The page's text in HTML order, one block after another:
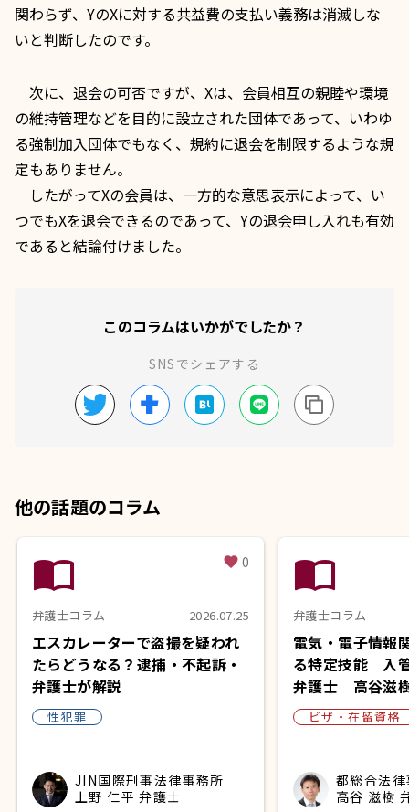
関わらず、YのXに対する共益費の支払い義務は消滅しな
いと判断したのです。
次に、退会の可否ですが、Xは、会員相互の親睦や環境
の維持管理などを目的に設立された団体であって、いわゆ
る強制加入団体でもなく、規約に退会を制限するような規
定もありません。
したがってXの会員は、一方的な意思表示によって、い
つでもXを退会できるのであって、Yの退会申し入れも有効
であると結論付けました。
このコラムはいかがでしたか？
SNSでシェアする
他の話題のコラム
import_contacts favorite 0
弁護士コラム 2026.07.25
エスカレーターで盗撮を疑われ
たらどうなる？逮捕・不起訴・
弁護士が解説
性犯罪
JIN国際刑事法律事務所
上野 仁平 弁護士
import_contacts
弁護士コラム
電気・電子情報
る特定技能 入
弁護士 高谷滋
ビザ・在留資格
都総合法
高谷 滋樹